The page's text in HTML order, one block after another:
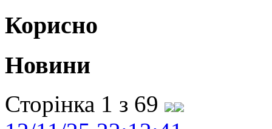
Корисно
Новини
Сторінка 1 з 69